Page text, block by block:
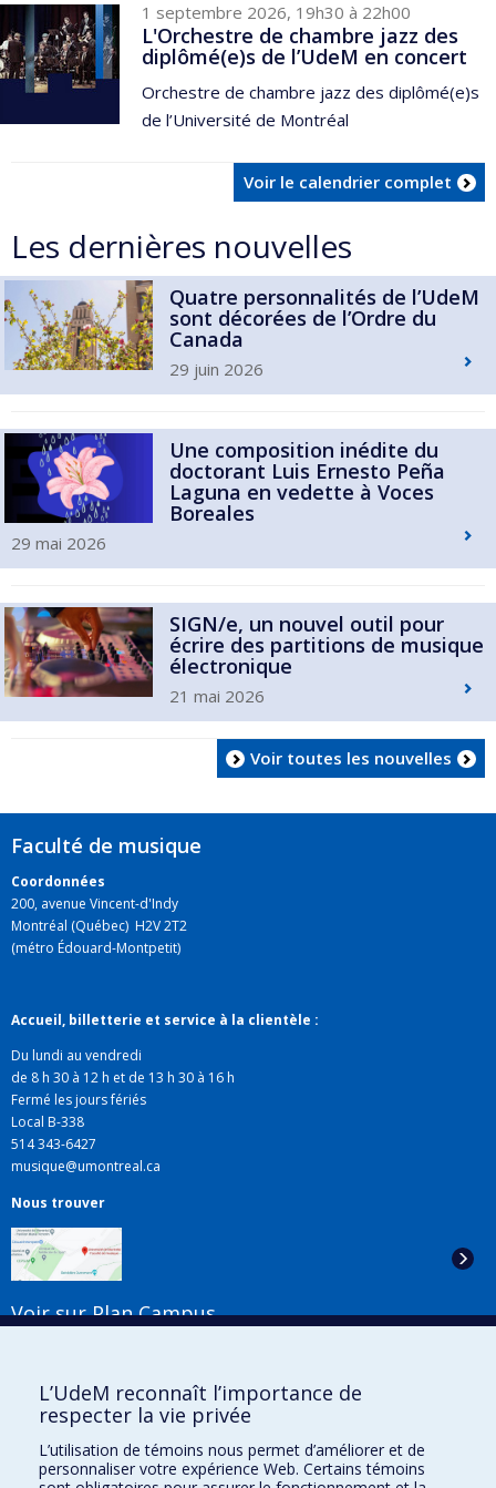
1 septembre 2026, 19h30 à 22h00
L'Orchestre de chambre jazz des
diplômé(e)s de l’UdeM en concert
Orchestre de chambre jazz des diplômé(e)s
de l’Université de Montréal
Voir le calendrier complet
Les dernières nouvelles
Quatre personnalités de l’UdeM
sont décorées de l’Ordre du
Canada
29 juin 2026
Une composition inédite du
doctorant Luis Ernesto Peña
Laguna en vedette à Voces
Boreales
29 mai 2026
SIGN/e, un nouvel outil pour
écrire des partitions de musique
électronique
21 mai 2026
Voir toutes les nouvelles
Faculté de musique
Coordonnées
200, avenue Vincent-d'Indy
Montréal (Québec) H2V 2T2
(métro Édouard-Montpetit)
Accueil, billetterie et service à la clientèle :
Du lundi au vendredi
de 8 h 30 à 12 h et de 13 h 30 à 16 h
Fermé les jours fériés
Local B-338
514 343-6427
musique@umontreal.ca
Nous trouver
Voir sur Plan Campus
Liens utiles
L’UdeM reconnaît l’importance de
respecter la vie privée
L’utilisation de témoins nous permet d’améliorer et de
personnaliser votre expérience Web. Certains témoins